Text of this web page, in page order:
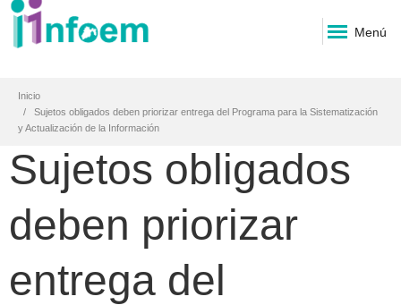
Menú
Inicio
Sujetos obligados deben priorizar entrega del Programa para la Sistematización
y Actualización de la Información
Sujetos obligados
deben priorizar
entrega del